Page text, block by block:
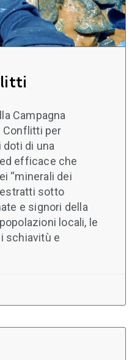
Campagna
Conflitti per
doti di una
efficace che
“minerali dei
sotto
e signori della
locali, le
schiavitù e